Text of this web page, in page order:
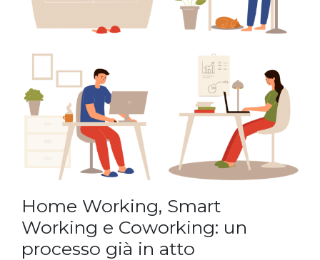
Home Working, Smart
Working e Coworking: un
processo già in atto